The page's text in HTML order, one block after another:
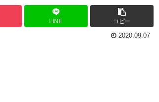
LINE コピー
2020.09.07